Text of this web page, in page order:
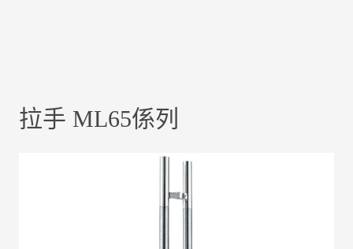
拉手 ML65係列